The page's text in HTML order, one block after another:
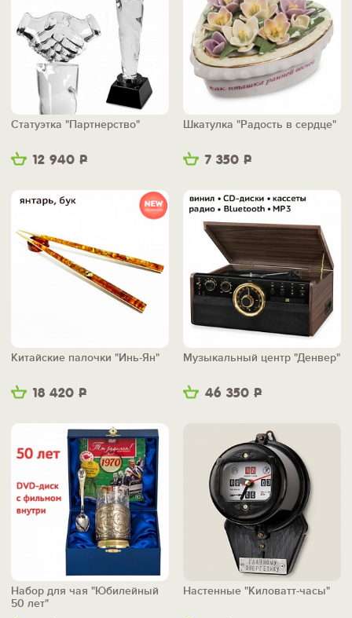
12 940 Р
Статуэтка "Партнерство"
7 350 Р
Шкатулка "Радость в сердце"
18 420 Р
Китайские палочки "Инь-Ян"
46 350 Р
Музыкальный центр "Денвер"
Набор для чая "Юбилейный
50 лет"
Настенные "Киловатт-часы"